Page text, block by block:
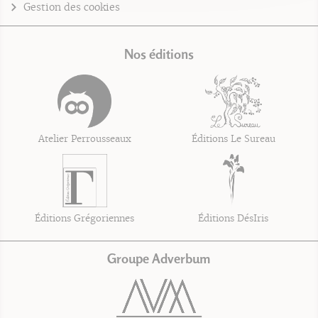
Gestion des cookies
Nos éditions
Atelier Perrousseaux Éditions Le Sureau
Éditions Grégoriennes Éditions DésIris
Groupe Adverbum